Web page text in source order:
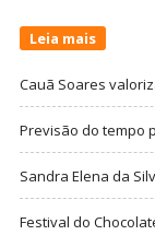
Leia mais
Cauã Soares
Previsão do tempo
Sandra Elena da
Festival do